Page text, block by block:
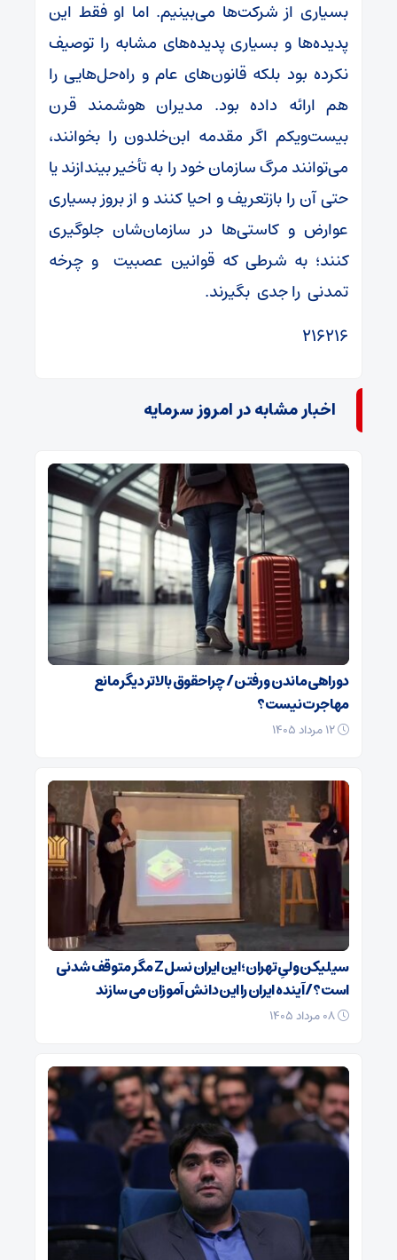
بسیاری از شرکت‌ها می‌بینیم. اما او فقط این
پدیده‌ها و بسیاری پدیده‌های مشابه را توصیف
نکرده بود بلکه قانون‌های عام و راه‌حل‌هایی را
هم ارائه داده بود. مدیران هوشمند قرن
بیست‌ویکم اگر مقدمه ابن‌خلدون را بخوانند،
می‌توانند مرگ سازمان خود را به تأخیر بیندازند یا
حتی آن را بازتعریف و احیا کنند و از بروز بسیاری
عوارض و کاستی‌ها در سازمان‌شان جلوگیری
کنند؛ به شرطی که قوانین عصبیت و چرخه
تمدنی را جدی بگیرند.
۲۱۶۲۱۶
اخبار مشابه در امروز سرمایه
دوراهی ماندن و رفتن / چرا حقوق بالاتر دیگر مانع
مهاجرت نیست؟
سیلیکن ولیِ تهران؛ این ایران نسل Z مگر متوقف شدنی
است؟ / آینده ایران را این دانش آموزان می سازند